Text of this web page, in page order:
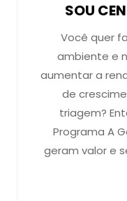
SOU
Você quer
ambiente e
aumentar a
de
triagem?
Programa A
geram valor e